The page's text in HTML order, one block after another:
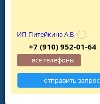
ИП Питейкина А.В.
+7 (910) 952-01-64
все телефоны
отправить запрос